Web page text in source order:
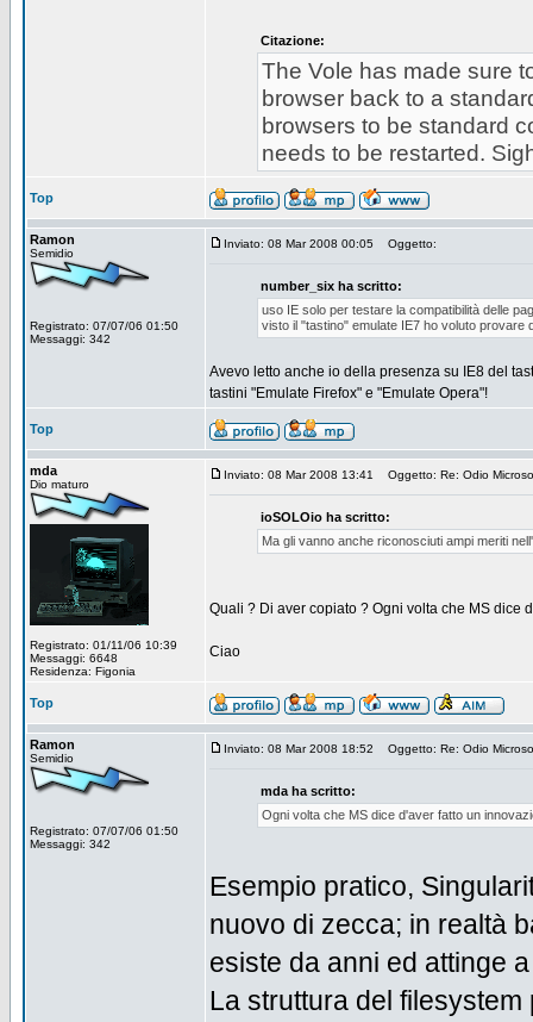
Citazione:
The Vole has made sure
browser back to a
browsers to be standard
needs to be restarted.
Top
Ramon
Semidio
Registrato: 07/07/06 01:50
Messaggi: 342
Inviato: 08 Mar 2008 00:05 Oggetto:
number_six ha scritto:
uso IE solo per testare la compatibilità delle
visto il "tastino" emulate IE7 ho voluto provare
Avevo letto anche io della presenza su IE8 del
tastini "Emulate Firefox" e "Emulate Opera"!
Top
mda
Dio maturo
Registrato: 01/11/06 10:39
Messaggi: 6648
Residenza: Figonia
Inviato: 08 Mar 2008 13:41 Oggetto: Re: Odio
ioSOLOio ha scritto:
Ma gli vanno anche riconosciuti ampi meriti
Quali ? Di aver copiato ? Ogni volta che MS dice
Ciao
Top
Ramon
Semidio
Registrato: 07/07/06 01:50
Messaggi: 342
Inviato: 08 Mar 2008 18:52 Oggetto: Re: Odio
mda ha scritto:
Ogni volta che MS dice d'aver fatto un
Esempio pratico,
nuovo di zecca; in realtà
esiste da anni ed attinge
La struttura del